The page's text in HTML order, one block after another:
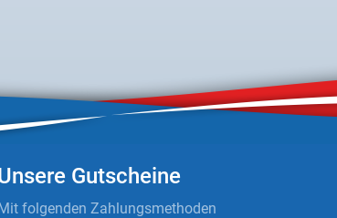
Gutscheine
folgenden Zahlungsmethoden